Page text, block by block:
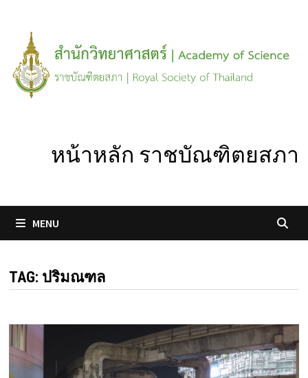
content
หน้าหลัก ราชบัณฑิตยสภา
MENU
TAG: ปริมณฑล